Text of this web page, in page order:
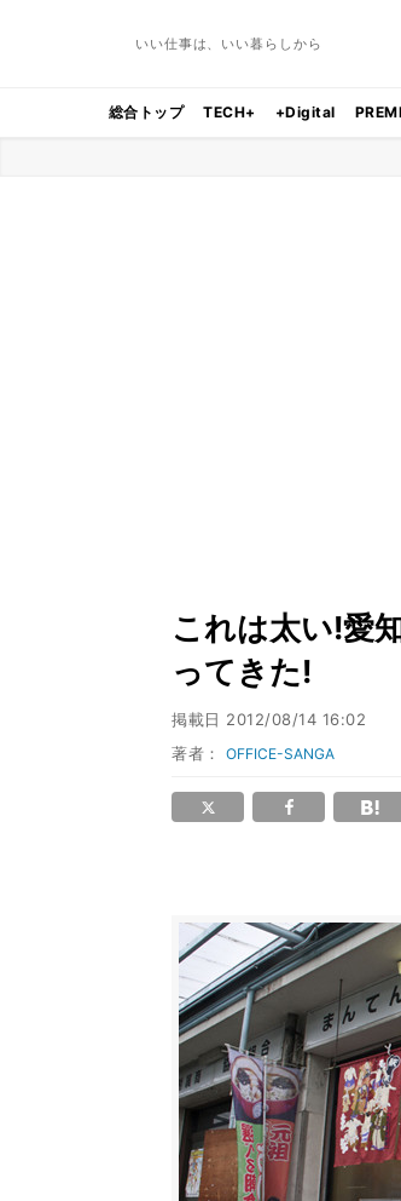
いい仕事は、いい暮らしから
総合トップ TECH+ +Digital
これは太い!愛
ってきた!
掲載日 2012/08/14 16:02
著者：OFFICE-SANGA